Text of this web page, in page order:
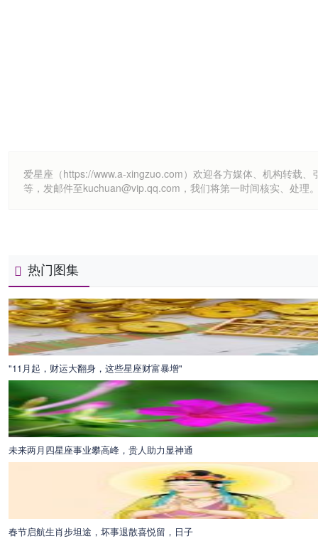
爱星座（https://www.a-xingzuo.com）欢迎各方媒体、机构转载
等，发邮件至kuchuan@vip.qq.com，我们将第一时间核实、处理
热门图集
"11月起，财运大翻身，这些星座财富暴增"
未来两月四星座事业攀高峰，贵人助力显神通
春节启航生肖步坦途，坏事退散喜悦留，日子